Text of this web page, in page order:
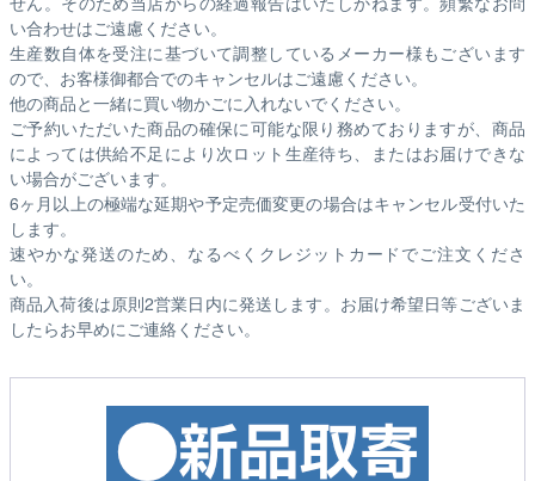
い合わせはご遠慮ください。
生産数自体を受注に基づいて調整しているメーカー様もございます
ので、お客様御都合でのキャンセルはご遠慮ください。
他の商品と一緒に買い物かごに入れないでください。
ご予約いただいた商品の確保に可能な限り務めておりますが、商品
によっては供給不足により次ロット生産待ち、またはお届けできな
い場合がございます。
6ヶ月以上の極端な延期や予定売価変更の場合はキャンセル受付いた
します。
速やかな発送のため、なるべくクレジットカードでご注文くださ
い。
商品入荷後は原則2営業日内に発送します。お届け希望日等ございま
したらお早めにご連絡ください。